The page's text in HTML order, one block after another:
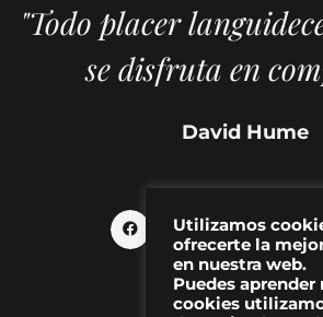
"Todo placer
se disfruta en
David Hume
Utilizamos
ofrecerte la
en nuestra web.
Puedes aprender
cookies